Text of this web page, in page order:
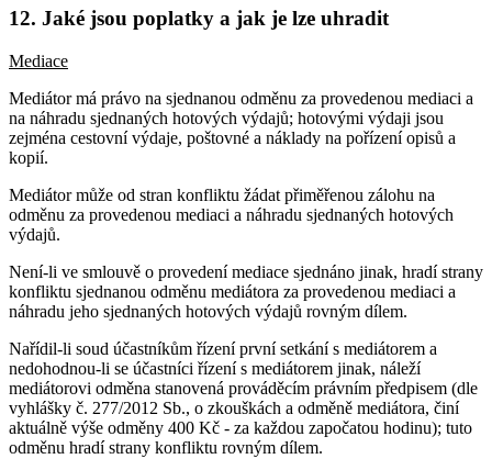
12. Jaké jsou poplatky a jak je lze uhradit
Mediace
Mediátor má právo na sjednanou odměnu za provedenou mediaci a
na náhradu sjednaných hotových výdajů; hotovými výdaji jsou
zejména cestovní výdaje, poštovné a náklady na pořízení opisů a
kopií.
Mediátor může od stran konfliktu žádat přiměřenou zálohu na
odměnu za provedenou mediaci a náhradu sjednaných hotových
výdajů.
Není-li ve smlouvě o provedení mediace sjednáno jinak, hradí strany
konfliktu sjednanou odměnu mediátora za provedenou mediaci a
náhradu jeho sjednaných hotových výdajů rovným dílem.
Nařídil-li soud účastníkům řízení první setkání s mediátorem a
nedohodnou-li se účastníci řízení s mediátorem jinak, náleží
mediátorovi odměna stanovená prováděcím právním předpisem (dle
vyhlášky č. 277/2012 Sb., o zkouškách a odměně mediátora, činí
aktuálně výše odměny 400 Kč - za každou započatou hodinu); tuto
odměnu hradí strany konfliktu rovným dílem.